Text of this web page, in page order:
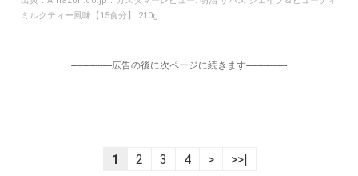
ミルクティー風味【15食分】 210g
-----------------広告の後に次ページに続きます-----------------
----------------------------------------------------------------
1 2 3 4 > >>|